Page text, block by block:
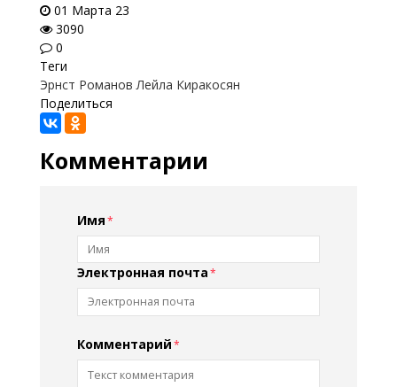
01 Марта 23
3090
0
Теги
Эрнст Романов Лейла Киракосян
Поделиться
Комментарии
Имя
Электронная почта
Комментарий